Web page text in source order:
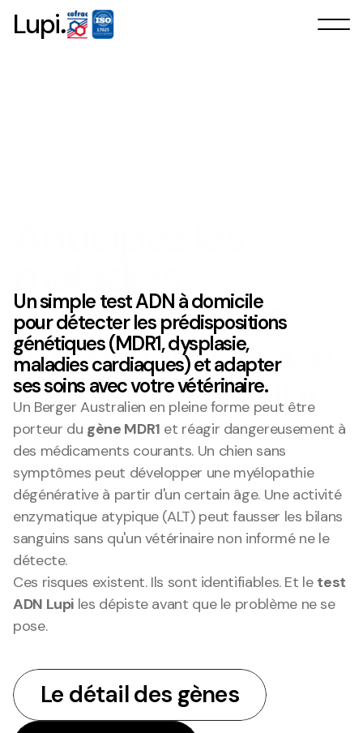
Lupi.
héréditaires de
votre chien grâce
au test ADN Lupi.
Un simple test ADN à domicile
pour détecter les prédispositions
génétiques (MDR1, dysplasie,
maladies cardiaques) et adapter
ses soins avec votre vétérinaire.
Un Berger Australien en pleine forme peut être
porteur du gène MDR1 et réagir dangereusement à
des médicaments courants. Un chien sans
symptômes peut développer une myélopathie
dégénérative à partir d'un certain âge. Une activité
enzymatique atypique (ALT) peut fausser les bilans
sanguins sans qu'un vétérinaire non informé ne le
détecte.
Ces risques existent. Ils sont identifiables. Et le test
ADN Lupi les dépiste avant que le problème ne se
pose.
Le détail des gènes
Le détail des gènes